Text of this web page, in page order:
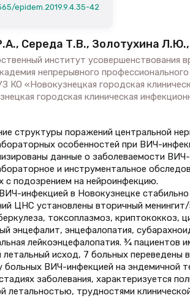
epidem.2019.9.4.35-42
Середа Т.В., Золотухина
институт
непрерывного
КО «Новокузнецкая городская
городская клиническая
структуры поражений центральной
особенностей при ВИЧ-
данные о заболеваемости
и инструментальное
с подозрением на нейроинфекцию.
инфекцией в Новокузнецке
ЦНС установлены вторичный
токсоплазмоз, криптококкоз,
энцефалит, энцефалопатия,
лейкоэнцефалопатия. ¾ пациентов
исход, 7 больных переведены
ВИЧ-инфекцией на эндемичной
заболевания, характеризуется
летальностью, трудностями